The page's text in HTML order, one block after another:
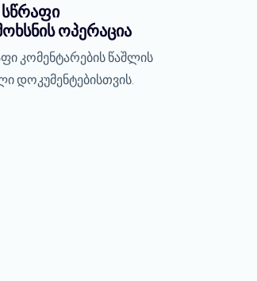
ოპერაცია
კომენტარების წაშლის
დოკუმენტებისთვის.